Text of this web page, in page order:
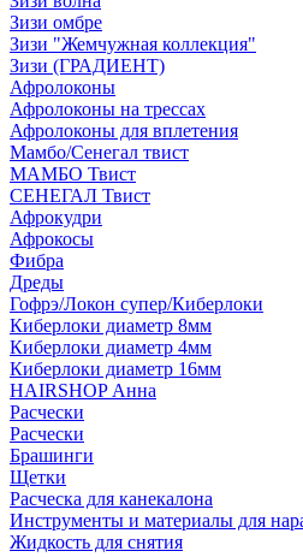
Зизи омбре
Зизи "Жемчужная коллекция"
Зизи (ГРАДИЕНТ)
Афролоконы
Афролоконы на трессах
Афролоконы для вплетения
Мамбо/Сенегал твист
МАМБО Твист
СЕНЕГАЛ Твист
Афрокудри
Афрокосы
Фибра
Дреды
Гофрэ/Локон супер/Киберлоки
Киберлоки диаметр 8мм
Киберлоки диаметр 4мм
Киберлоки диаметр 16мм
HAIRSHOP Анна
Расчески
Расчески
Брашинги
Щетки
Расческа для канекалона
Инструменты и материалы для
Жидкость для снятия